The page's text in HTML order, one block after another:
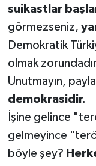
suikastlar
görmezseniz,
Demokratik
olmak
Unutmayın,
demokrasidir.
İşine gelince
gelmeyince
böyle şey?